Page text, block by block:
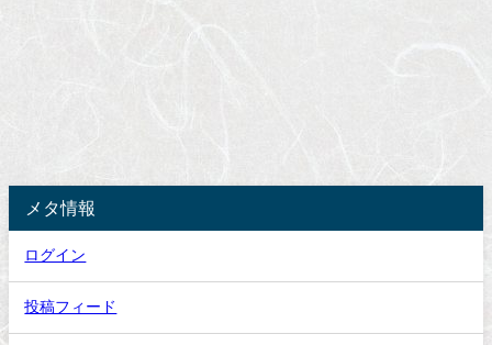
メタ情報
ログイン
投稿フィード